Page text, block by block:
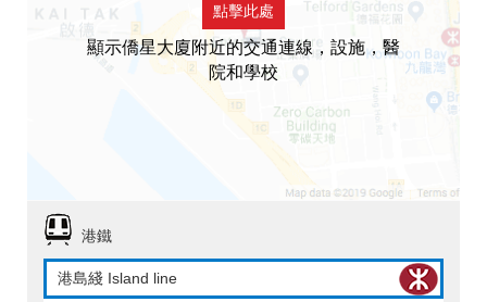
點擊此處
顯示僑星大廈附近的交通連線，設施，醫
院和學校
港鐵
港島綫 Island line